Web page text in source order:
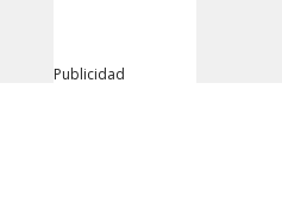
Publicidad